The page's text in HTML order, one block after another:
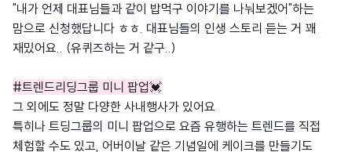
"내가 언제 대표님들과 같이 밥먹구 이야기를 나눠보겠어"하는
맘으로 신청했답니다 ㅎㅎ. 대표님들의 인생 스토리 듣는 거 꽤
재밌어요.. (유퀴즈하는 거 같구..)
#트렌드리딩그룹 미니 팝업💓
그 외에도 정말 다양한 사내행사가 있어요
특히나 트딩그룹의 미니 팝업으로 요즘 유행하는 트렌드를 직접
체험할 수도 있고, 어버이날 같은 기념일에 케이크를 만들기도